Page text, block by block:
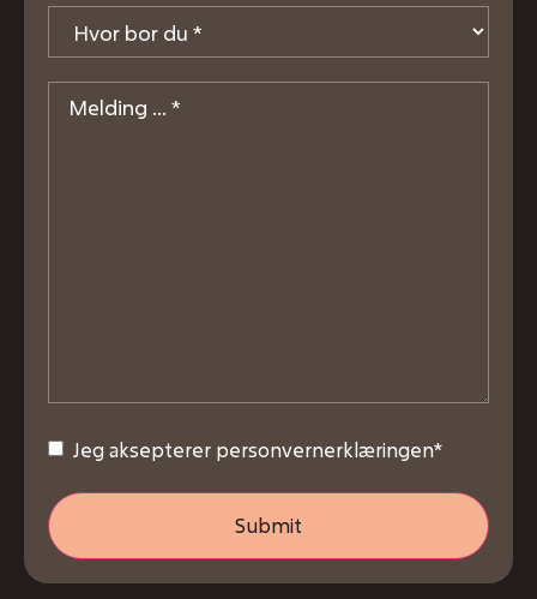
Hvor
bor
du*
Melding*
Consent*
Jeg aksepterer personvernerklæringen*